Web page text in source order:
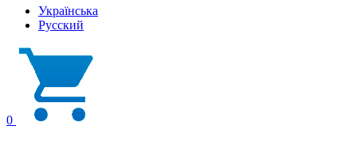
Українська
Русский
0